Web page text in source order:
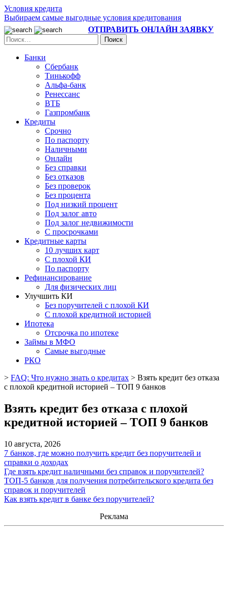
Условия кредита
Выбираем самые выгодные условия кредитования
ОТПРАВИТЬ ОНЛАЙН ЗАЯВКУ
Банки
Сбербанк
Тинькофф
Альфа-банк
Ренессанс
ВТБ
Газпромбанк
Кредиты
Срочно
По паспорту
Наличными
Онлайн
Без справки
Без отказов
Без проверок
Без процента
Под низкий процент
Под залог авто
Под залог недвижимости
С просрочками
Кредитные карты
10 лучших карт
С плохой КИ
По паспорту
Рефинансирование
Для физических лиц
Улучшить КИ
Без поручителей с плохой КИ
С плохой кредитной историей
Ипотека
Отсрочка по ипотеке
Займы в МФО
Самые выгодные
РКО
> FAQ: Что нужно знать о кредитах > Взять кредит без отказа
с плохой кредитной историей – ТОП 9 банков
Взять кредит без отказа с плохой
кредитной историей – ТОП 9 банков
10 августа, 2026
7 банков, где можно получить кредит без поручителей и
справки о доходах
Где взять кредит наличными без справок и поручителей?
ТОП-5 банков для получения потребительского кредита без
справок и поручителей
Как взять кредит в банке без поручителей?
Реклама